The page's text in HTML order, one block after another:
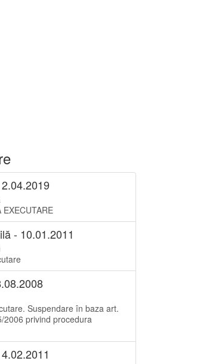
- 10.01.2011
Suspendare în baza art.
2006 privind procedura